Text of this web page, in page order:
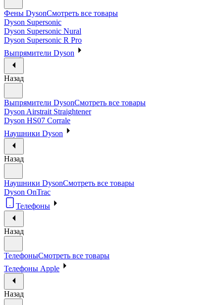
Фены DysonСмотреть все товары
Dyson Supersonic
Dyson Supersonic Nural
Dyson Supersonic R Pro
Выпрямители Dyson
Назад
Выпрямители DysonСмотреть все товары
Dyson Airstrait Straightener
Dyson HS07 Corrale
Наушники Dyson
Назад
Наушники DysonСмотреть все товары
Dyson OnTrac
Телефоны
Назад
ТелефоныСмотреть все товары
Телефоны Apple
Назад